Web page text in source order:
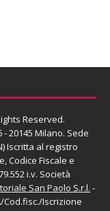
Reserved.
- 20145 Milano. Sede
Iscritta al registro
Codice Fiscale e
i.v. Società
San Paolo S.r.l. -
Cod.fisc./Iscrizione